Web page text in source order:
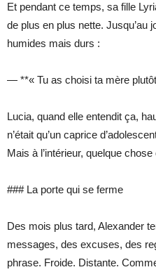
Et pendant ce temps, sa fille
de plus en plus nette. Jusqu’au
humides mais durs :
— **« Tu as choisi ta mère
Lucia, quand elle entendit ça,
n’était qu’un caprice
Mais à l’intérieur, quelque
### La porte qui se ferme
Des mois plus tard, Alexander
messages, des excuses, des
phrase. Froide. Distante.